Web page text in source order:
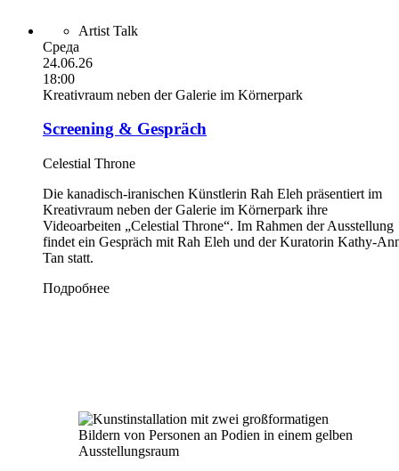
Artist Talk
Среда
24.06.26
18:00
Kreativraum neben der Galerie im Körnerpark
Screening & Gespräch
Celestial Throne
Die kanadisch-iranischen Künstlerin Rah Eleh präsentiert im
Kreativraum neben der Galerie im Körnerpark ihre
Videoarbeiten „Celestial Throne“. Im Rahmen der Ausstellung
findet ein Gespräch mit Rah Eleh und der Kuratorin Kathy-
Tan statt.
Подробнее